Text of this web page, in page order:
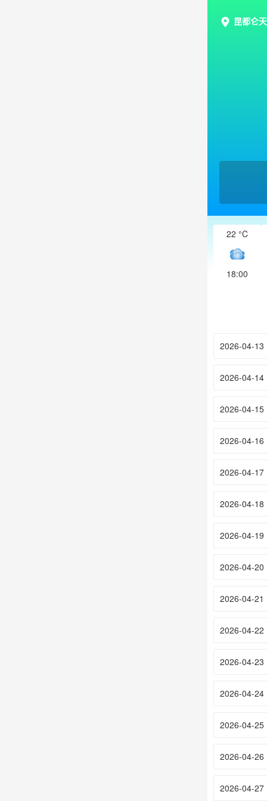
昆都仑
22 °C
18:00
2026-04-13
2026-04-14
2026-04-15
2026-04-16
2026-04-17
2026-04-18
2026-04-19
2026-04-20
2026-04-21
2026-04-22
2026-04-23
2026-04-24
2026-04-25
2026-04-26
2026-04-27